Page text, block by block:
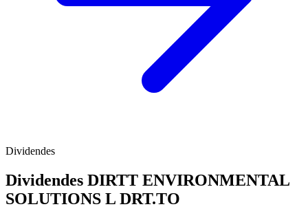
Dividendes
Dividendes DIRTT ENVIRONMENTAL
SOLUTIONS L DRT.TO